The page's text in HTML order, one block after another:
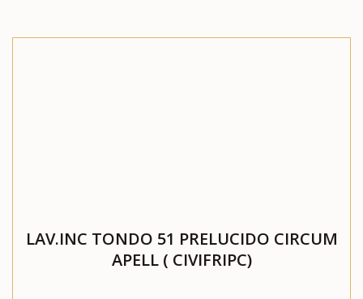
LAV.INC TONDO 51 PRELUCIDO CIRCUM
APELL ( CIVIFRIPC)